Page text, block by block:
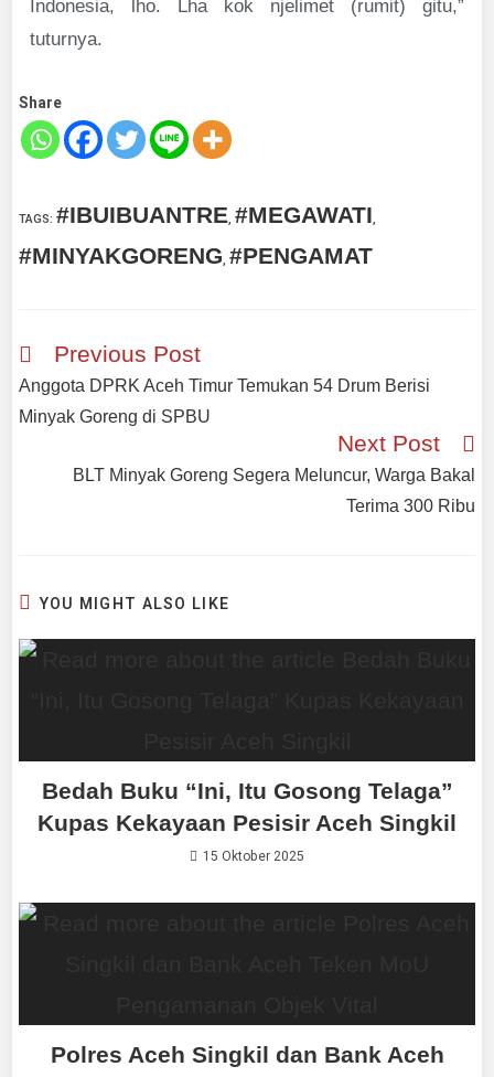
Indonesia, lho. Lha kok njelimet (rumit) gitu,”
tuturnya.
Share
TAGS:#IBUIBUANTRE, #MEGAWATI,
#MINYAKGORENG, #PENGAMAT
Previous Post
Anggota DPRK Aceh Timur Temukan 54 Drum Berisi
Minyak Goreng di SPBU
Next Post
BLT Minyak Goreng Segera Meluncur, Warga Bakal
Terima 300 Ribu
YOU MIGHT ALSO LIKE
Bedah Buku “Ini, Itu Gosong Telaga”
Kupas Kekayaan Pesisir Aceh Singkil
15 Oktober 2025
Polres Aceh Singkil dan Bank Aceh